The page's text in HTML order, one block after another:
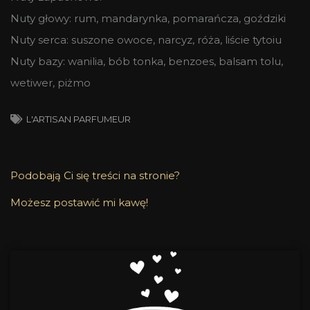
Nuty głowy: rum, mandarynka, pomarańcza, goździki
Nuty serca: suszone owoce, narcyz, róża, liście tytoiu
Nuty bazy: wanilia, bób tonka, benzoes, balsam tolu,
wetiwer, piżmo
L'ARTISAN PARFUMEUR
Podobają Ci się treści na stronie?
Możesz postawić mi kawę!